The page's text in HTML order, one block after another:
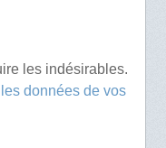
les indésirables.
données de vos